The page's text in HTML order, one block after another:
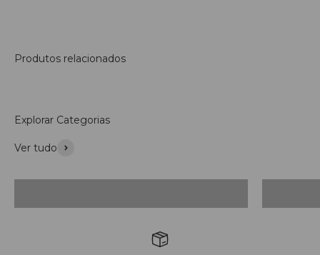
Produtos relacionados
Explorar Categorias
Ver tudo